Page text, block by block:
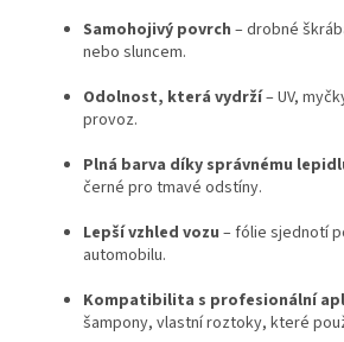
Samohojivý povrch – drobné
nebo sluncem.
Odolnost, která vydrží– UV,
provoz.
Plná barva díky správnému
černé pro tmavé odstíny.
Lepší vzhled vozu – fólie sjednotí
automobilu.
Kompatibilita s profesionální
šampony, vlastní roztoky, které